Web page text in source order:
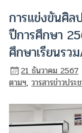
การแข่งขันศิล
ปีการศึกษา
ศึกษาเรียนรว
21 ธันวาคม 2567
ตามฯ,วารสารข่าวปร